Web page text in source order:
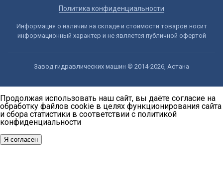
Политика конфиденциальности
Информация о наличии на складе и стоимости товаров носит
информационный характер и не является публичной офертой
Завод гидравлических машин © 2014-2026, Астана
Продолжая использовать наш сайт, вы даёте согласие на
обработку файлов cookie в целях функционирования сайта
и сбора статистики в соответствии с политикой
конфиденциальности
Я согласен